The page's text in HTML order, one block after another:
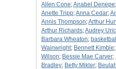
Allen Cone;Anabel Denepe;
Anette Tripp;Anna Cedar;
Annis Thompson;Arthur
Arthur Richards;Audrey
Barbara Wheaton; basketball
Wainwright; Bennett Kimble;
Wilson; Bessie Mae Carver;
Bradley; Betty Mikler;